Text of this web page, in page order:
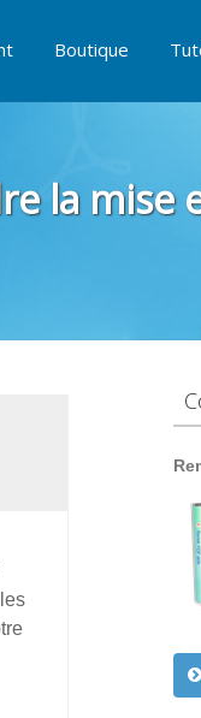
Boutique
la mise